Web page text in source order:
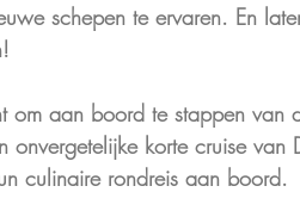
schepen te ervaren. En
om aan boord te stappen van
korte cruise van
culinaire rondreis aan boord.